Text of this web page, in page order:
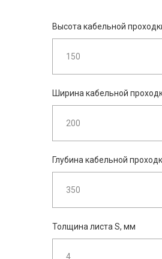
Высота кабельной
Ширина кабельной
Глубина кабельной
Толщина листа S, мм